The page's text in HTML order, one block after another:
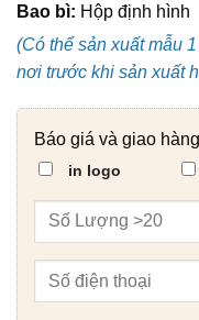
Bao bì: Hộp định hình
(Có thể sản xuất mẫu
nơi trước khi sản xuất
Báo giá và giao
in logo